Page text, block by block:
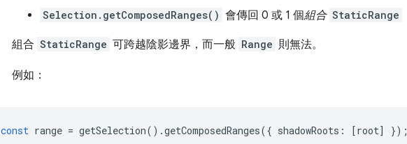
Selection.getComposedRanges() 會傳回 0 或 1 個組合 StaticRange
組合 StaticRange 可跨越陰影邊界，而一般 Range 則無法。
例如：
const range = getSelection().getComposedRanges({ shadowRoots : [root] });